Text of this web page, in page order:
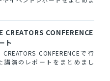
CREATORS CONFERENCE
ト
CREATORS CONFERENCEで行
講演のレポートをまとめまし